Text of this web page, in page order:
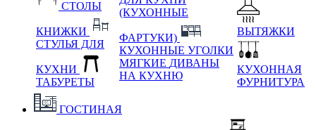
СТОЛЫ
КНИЖКИ
СТУЛЬЯ ДЛЯ
КУХНИ
ТАБУРЕТЫ
(КУХОННЫЕ
ФАРТУКИ)
КУХОННЫЕ УГОЛКИ
МЯГКИЕ ДИВАНЫ
НА КУХНЮ
ВЫТЯЖКИ
КУХОННАЯ
ФУРНИТУРА
ГОСТИНАЯ